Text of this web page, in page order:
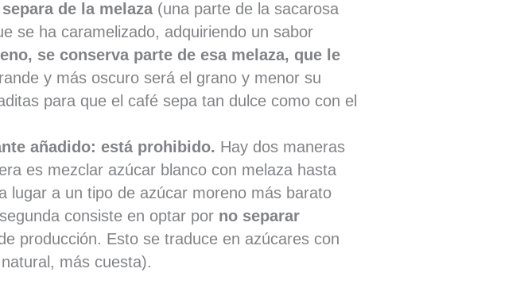
de la melaza(una parte de la sacarosa
se ha caramelizado, adquiriendo un sabor
se conserva parte de esa melaza, que le
y más oscuro será el grano y menor su
para que el café sepa tan dulce como con el
añadido: está prohibido. Hay dos maneras
es mezclar azúcar blanco con melaza hasta
lugar a un tipo de azúcar moreno más barato
consiste en optar por no separar
producción. Esto se traduce en azúcares con
más cuesta).